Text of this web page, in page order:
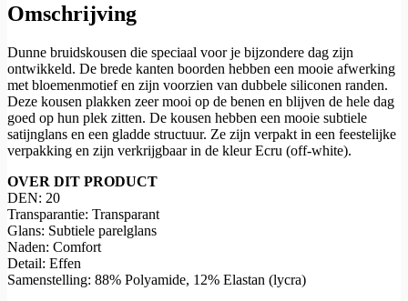
Omschrijving
Dunne bruidskousen die speciaal voor je bijzondere dag zijn
ontwikkeld. De brede kanten boorden hebben een mooie afwerking
met bloemenmotief en zijn voorzien van dubbele siliconen randen.
Deze kousen plakken zeer mooi op de benen en blijven de hele dag
goed op hun plek zitten. De kousen hebben een mooie subtiele
satijnglans en een gladde structuur. Ze zijn verpakt in een feestelijke
verpakking en zijn verkrijgbaar in de kleur Ecru (off-white).
OVER DIT PRODUCT
DEN: 20
Transparantie: Transparant
Glans: Subtiele parelglans
Naden: Comfort
Detail: Effen
Samenstelling: 88% Polyamide, 12% Elastan (lycra)